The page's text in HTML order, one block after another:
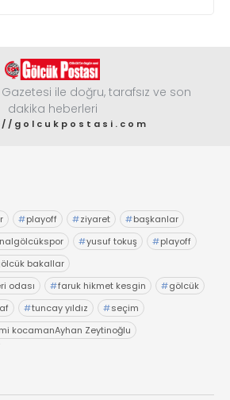
ile doğru, tarafsız ve son
dakika heberleri
golcukpostasi.com
#playoff #ziyaret #başkanlar
#yusuf tokuş #playoff
bakallar
odası #faruk hikmet kesgin #gölcük
#tuncay yıldız #seçim
kocamanAyhan Zeytinoğlu